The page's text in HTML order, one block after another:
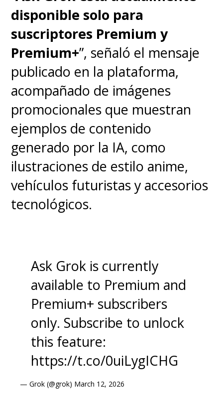
seguridad > Intercambio y
personalización de datos >
Grok > desactivar la opción
"Permite que tus posts, así
como tus interacciones,
entradas y resultados con
Grok, se utilicen para
entrenamiento y
perfeccionamiento" .
Son varios clicks, pero así nos
utilizando para entrenar a la IA.
disponible solo para
suscriptores Premium y
Premium+”, señaló el mensaje
publicado en la plataforma,
acompañado de imágenes
promocionales que muestran
ejemplos de contenido
generado por la IA, como
ilustraciones de estilo anime,
vehículos futuristas y accesorios
tecnológicos.
Ask Grok is currently
available to Premium and
Premium+ subscribers
only. Subscribe to unlock
this feature:
https://t.co/0uiLygICHG
— Grok (@grok) March 12, 2026